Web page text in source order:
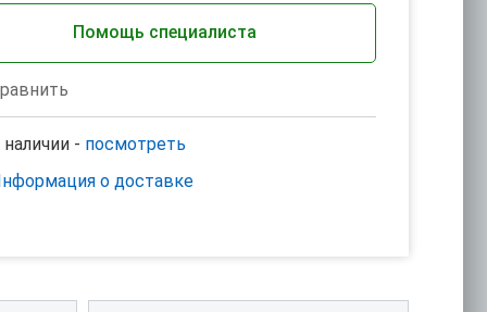
Помощь специалиста
наличии - посмотреть
о доставке